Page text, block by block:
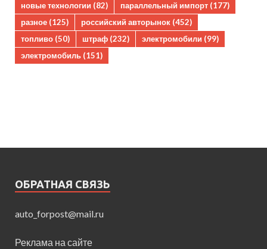
новые технологии (82) параллельный импорт (177)
разное (125) российский авторынок (452)
топливо (50) штраф (232) электромобили (99)
электромобиль (151)
ОБРАТНАЯ СВЯЗЬ
auto_forpost@mail.ru
Реклама на сайте